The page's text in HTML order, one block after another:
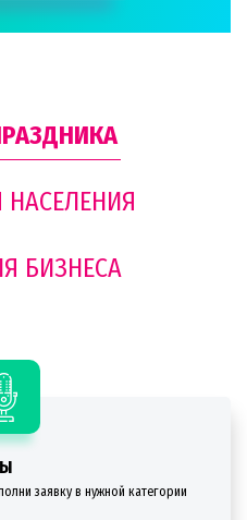
НАСЕЛЕНИЯ
БИЗНЕСА
заявку в нужной категории